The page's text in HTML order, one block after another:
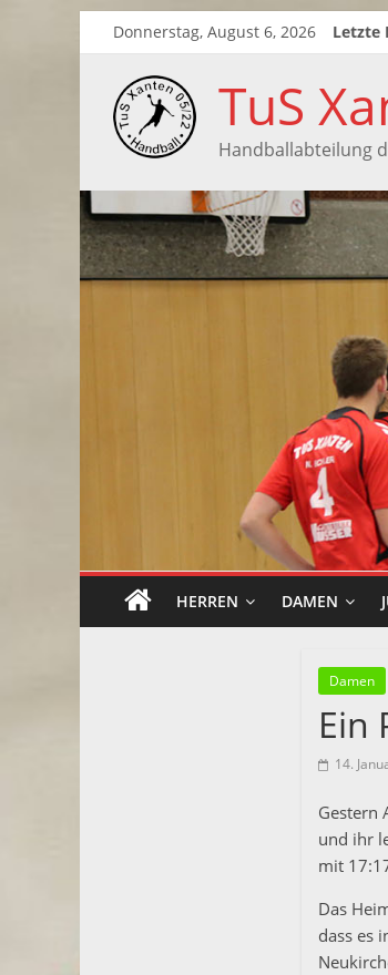
Donnerstag, August 6, 2026 Letzte
TuS
Handballabteilung
HERREN DAMEN
Damen
Ein
14.
Gestern
und ihr
mit
Das
dass es